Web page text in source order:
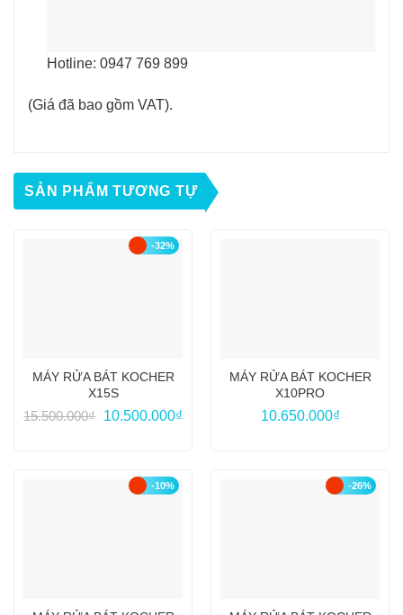
Hotline: 0947 769 899
(Giá đã bao gồm VAT).
SẢN PHẨM TƯƠNG TỰ
-32%
MÁY RỬA BÁT KOCHER
X15S
15.500.000₫ Giá
10.500.000₫Giá
MÁY RỬA BÁT KOCHER
X10PRO
10.650.000₫
-10% -26%